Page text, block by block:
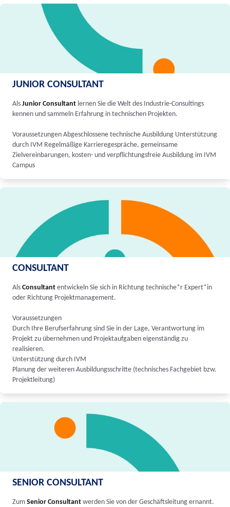
JUNIOR CONSULTANT
Als Junior Consultant lernen Sie die Welt des Industrie-Consultings
kennen und sammeln Erfahrung in technischen Projekten.
Voraussetzungen Abgeschlossene technische Ausbildung Unterstützung
durch IVM Regelmäßige Karrieregespräche, gemeinsame
Zielvereinbarungen, kosten- und verpflichtungsfreie Ausbildung im IVM
Campus
CONSULTANT
Als Consultant entwickeln Sie sich in Richtung technische*r Expert*in
oder Richtung Projektmanagement.
Voraussetzungen
Durch Ihre Berufserfahrung sind Sie in der Lage, Verantwortung im
Projekt zu übernehmen und Projektaufgaben eigenständig zu
realisieren.
Unterstützung durch IVM
Planung der weiteren Ausbildungsschritte (technisches Fachgebiet bzw.
Projektleitung)
SENIOR CONSULTANT
Zum Senior Consultant werden Sie von der Geschäftsleitung ernannt.